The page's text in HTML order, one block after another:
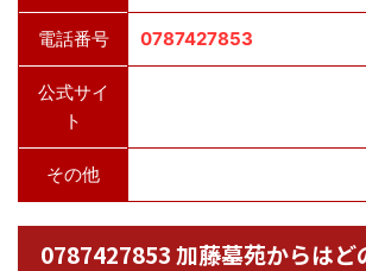
電話番号 0787427853
公式サイ
ト
その他
0787427853 加藤墓苑からはど